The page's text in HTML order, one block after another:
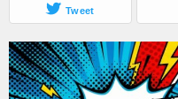
Tweet